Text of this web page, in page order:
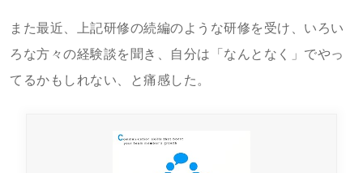
また最近、上記研修の続編のような研修を受け、いろい
ろな方々の経験談を聞き、自分は「なんとなく」でやっ
てるかもしれない、と痛感した。